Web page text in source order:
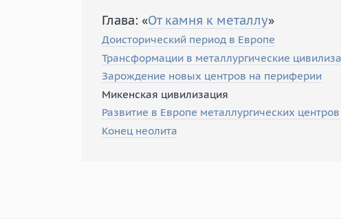
Глава: «От камня к металлу»
Доисторический период в Европе
Трансформации в металлургические
Зарождение новых центров на периферии
Микенская цивилизация
Развитие в Европе металлургических центров
Конец неолита